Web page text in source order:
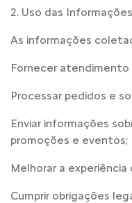
2. Uso das Informações
As informações
Fornecer atendimento
Processar pedidos e
Enviar informações
promoções e eventos;
Melhorar a
Cumprir obrigações